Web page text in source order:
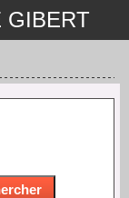
GIBERT